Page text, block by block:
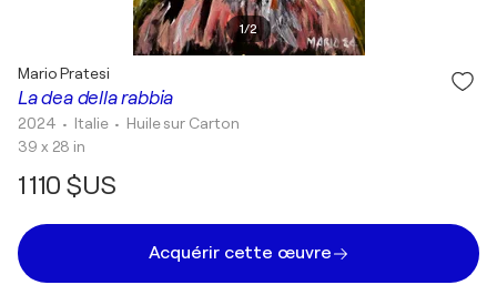
1/2
La dea della rabbia
Mario Pratesi
2024 • Italie • Huile sur Carton
39 x 28 in
1 110 $US
Acquérir cette œuvre